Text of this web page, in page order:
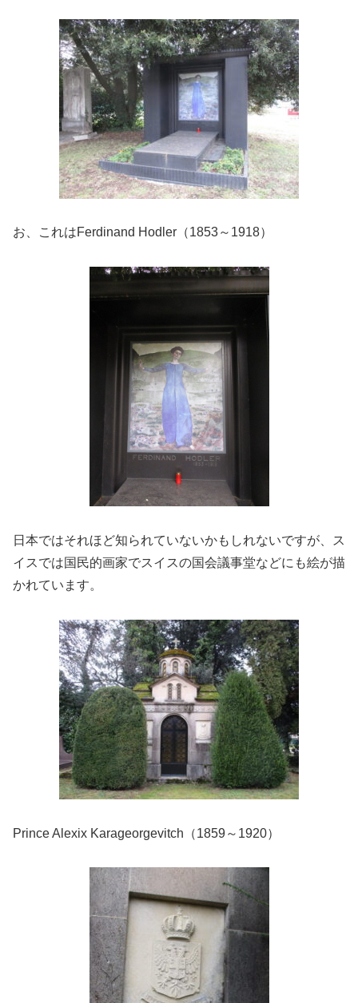
お、これはFerdinand Hodler（1853～1918）
日本ではそれほど知られていないかもしれないですが、ス
イスでは国民的画家でスイスの国会議事堂などにも絵が描
かれています。
Prince Alexix Karageorgevitch（1859～1920）